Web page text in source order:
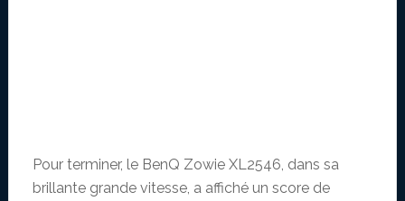
Pour terminer, le BenQ Zowie XL2546, dans sa
brillante grande vitesse, a affiché un score de